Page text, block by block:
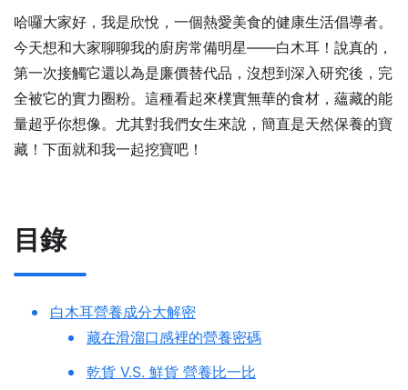
哈囉大家好，我是欣悅，一個熱愛美食的健康生活倡導者。
今天想和大家聊聊我的廚房常備明星——白木耳！說真的，
第一次接觸它還以為是廉價替代品，沒想到深入研究後，完
全被它的實力圈粉。這種看起來樸實無華的食材，蘊藏的能
量超乎你想像。尤其對我們女生來說，簡直是天然保養的寶
藏！下面就和我一起挖寶吧！
目錄
白木耳營養成分大解密
藏在滑溜口感裡的營養密碼
乾貨 V.S. 鮮貨 營養比一比